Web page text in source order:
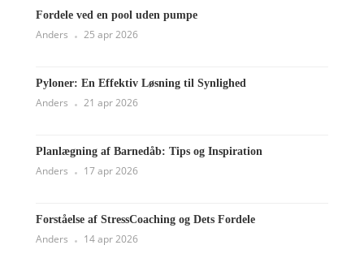
Fordele ved en pool uden pumpe
Anders 25 apr 2026
Pyloner: En Effektiv Løsning til Synlighed
Anders 21 apr 2026
Planlægning af Barnedåb: Tips og Inspiration
Anders 17 apr 2026
Forståelse af StressCoaching og Dets Fordele
Anders 14 apr 2026